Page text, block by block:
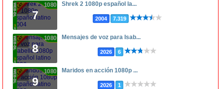
7
1080p Shrek 2 1080p español la...
2004 7.319
8
1080p Mensajes de voz para Isab...
2026 6
9
1080p Maridos en acción 1080p ...
2026 1